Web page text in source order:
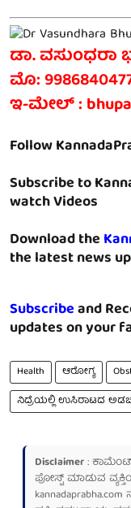
ಡಾ. ವಸುಂಧರಾ
ಮೊ:
ಇ-ಮೇಲ್ :
Follow
Subscribe to
watch Videos
Download the
the latest news
Subscribeand
updates on your
Health ಆರೋಗ್ಯ
ನಿದ್ರೆಯಲ್ಲಿ ಉಸಿರಾಟದ
Disclaimer:
ಪೋಸ್ಟ್ ಮಾಡುವ
kannadaprabha.com